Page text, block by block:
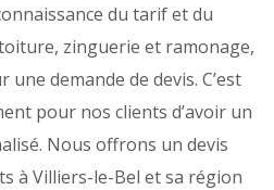
du tarif et du
zinguerie et ramonage,
demande de devis. C’est
pour nos clients d’avoir un
Nous offrons un devis
à Villiers-le-Bel et sa région